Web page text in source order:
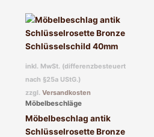
inkl. MwSt. (differenzbesteuert
nach §25a UStG.)
zzgl. Versandkosten
Möbelbeschläge
Möbelbeschlag antik
Schlüsselrosette Bronze